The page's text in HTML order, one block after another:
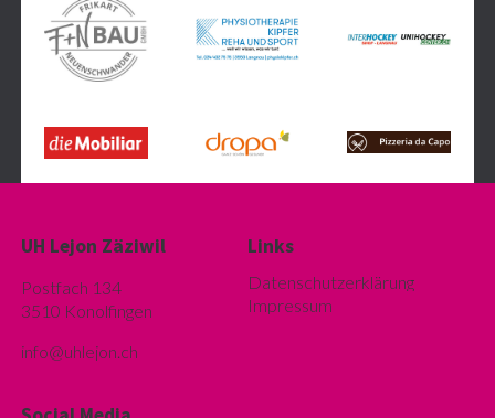
UH Lejon Zäziwil
Postfach 134
3510 Konolfingen
info@uhlejon.ch
Links
Datenschutzerklärung
Impressum